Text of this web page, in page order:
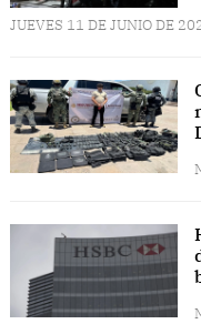
JUEVES 11 DE JUNIO DE